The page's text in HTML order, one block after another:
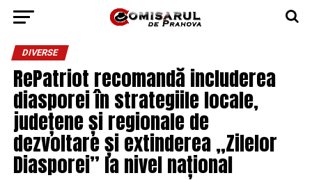
DIVERSE
RePatriot recomandă includerea
diasporei în strategiile locale,
județene și regionale de
dezvoltare și extinderea „Zilelor
Diasporei” la nivel național